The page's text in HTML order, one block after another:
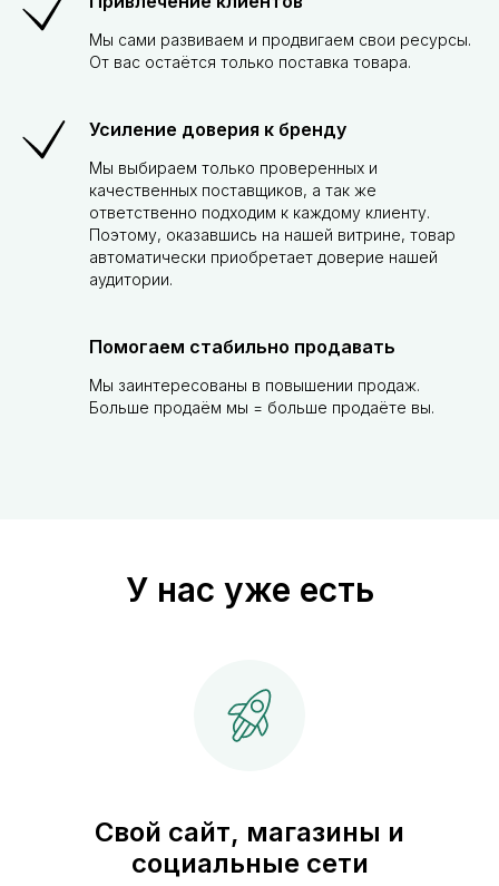
Мы сами развиваем и продвигаем свои ресурсы.
От вас остаётся только поставка товара.
Усиление доверия к бренду
Мы выбираем только проверенных и
качественных поставщиков, а так же
ответственно подходим к каждому клиенту.
Поэтому, оказавшись на нашей витрине, товар
автоматически приобретает доверие нашей
аудитории.
Помогаем стабильно продавать
Мы заинтересованы в повышении продаж.
Больше продаём мы = больше продаёте вы.
У нас уже есть
Свой сайт, магазины и
социальные сети